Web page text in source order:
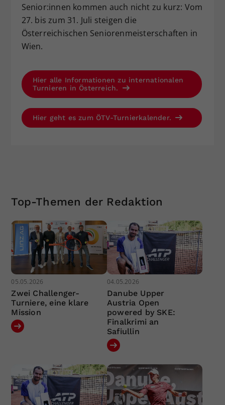
Senior:innen kommen auch nicht zu kurz: Vom
27. bis zum 31. Juli steigen die
Österreichischen Seniorenmeisterschaften in
Wien.
Hier alle Informationen zu internationalen
Turnieren in Österreich.
Hier geht es zum ÖTV-Turnierkalender.
Top-Themen der Redaktion
05.05.2026
Zwei Challenger-
Turniere, eine klare
Mission
04.05.2026
Danube Upper
Austria Open
powered by SKE:
Finalkrimi an
Safiullin